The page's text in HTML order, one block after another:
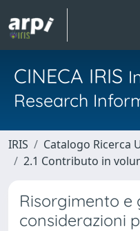
CINECA IRIS
Research
IRIS Catalogo Ricerca
2.1 Contributo in
Risorgimento e
considerazioni